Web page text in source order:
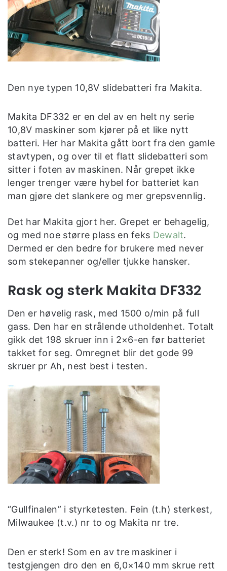
Den nye typen 10,8V slidebatteri fra Makita.
Makita DF332 er en del av en helt ny serie
10,8V maskiner som kjører på et like nytt
batteri. Her har Makita gått bort fra den gamle
stavtypen, og over til et flatt slidebatteri som
sitter i foten av maskinen. Når grepet ikke
lenger trenger være hybel for batteriet kan
man gjøre det slankere og mer grepsvennlig.
Det har Makita gjort her. Grepet er behagelig,
og med noe større plass en feks Dewalt.
Dermed er den bedre for brukere med never
som stekepanner og/eller tjukke hansker.
Rask og sterk Makita DF332
Den er høvelig rask, med 1500 o/min på full
gass. Den har en strålende utholdenhet. Totalt
gikk det 198 skruer inn i 2×6-en før batteriet
takket for seg. Omregnet blir det gode 99
skruer pr Ah, nest best i testen.
“Gullfinalen” i styrketesten. Fein (t.h) sterkest,
Milwaukee (t.v.) nr to og Makita nr tre.
Den er sterk! Som en av tre maskiner i
testgjengen dro den en 6,0×140 mm skrue rett